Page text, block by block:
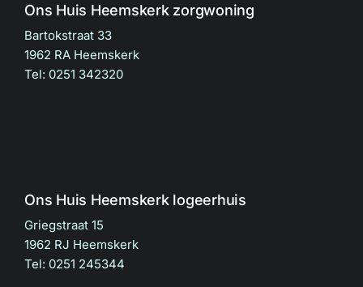
Ons Huis Heemskerk logeerhuis
Griegstraat 15
1962 RJ Heemskerk
Tel: 0251 245344
Ons Huis Heemskerk zorgwoning
Bartokstraat 33
1962 RA Heemskerk
Tel: 0251 342320